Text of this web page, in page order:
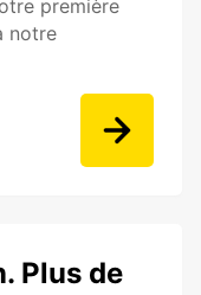
première
notre
Plus de